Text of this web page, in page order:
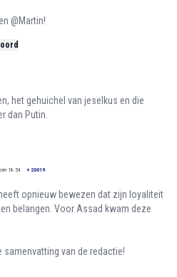
@Martin!
het gehuichel van jeselkus en die
dan Putin.
18:54 + 20019
opnieuw bewezen dat zijn loyaliteit
belangen. Voor Assad kwam deze
samenvatting van de redactie!